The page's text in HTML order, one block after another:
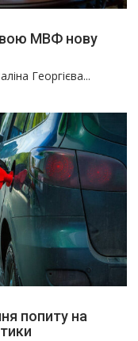
МВФ нову
Георгієва...
попиту на